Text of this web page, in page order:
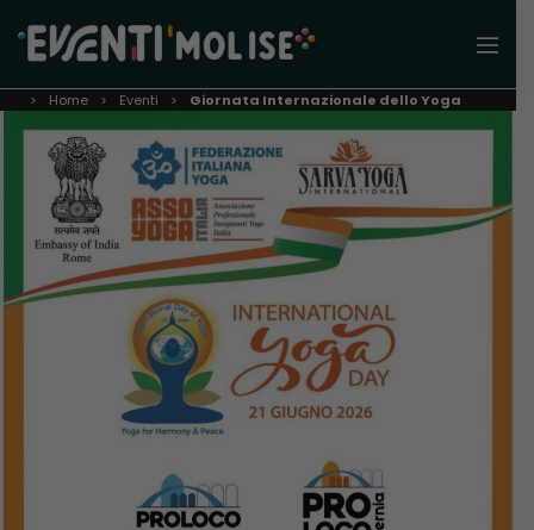
Home Eventi Giornata Internazionale dello Yoga